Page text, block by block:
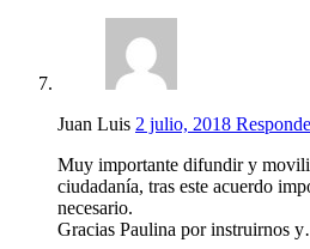
Juan Luis 2 julio, 2018
Muy importante difundir y
ciudadanía, tras este acuerdo
necesario.
Gracias Paulina por instruirnos